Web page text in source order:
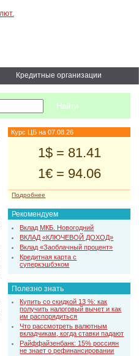
Кредитные организации
Курс ЦБ на 07.08.26
1$ = 81.41
1€ = 94.06
Подробнее
Рекомендуем
Вклад МКБ. Новогодний
ВКЛАД «КЛЮЧЕВОЙ ДОХОД»
Вклад «Заоблачный процент»
Кредитная карта с
суперкэшбэком
Полезно знать
Купить со скидкой 13 %: как
получить налоговый вычет и как
им распорядиться
Что рассмотреть валютным
вкладчикам, когда ставки падают
Райффайзенбанк: 15% россиян
не знает о рефинансировании